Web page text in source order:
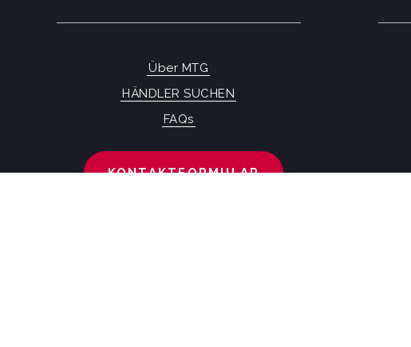
Über MTG
HÄNDLER SUCHEN
FAQs
KONTAKTFORMULAR